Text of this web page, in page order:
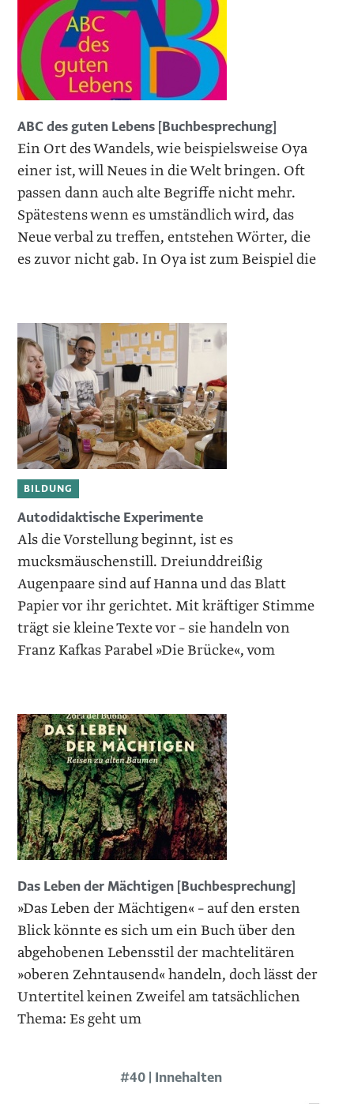
ABC des guten Lebens [Buchbesprechung]
Ein Ort des Wandels, wie beispielsweise Oya
einer ist, will Neues in die Welt bringen. Oft
passen dann auch alte Begriffe nicht mehr.
Spätestens wenn es umständlich wird, das
Neue verbal zu treffen, entstehen Wörter, die
es zuvor nicht gab. In Oya ist zum Beispiel die
BILDUNG
Autodidaktische Experimente
Als die Vorstellung beginnt, ist es
mucksmäuschenstill. Dreiunddreißig
Augenpaare sind auf Hanna und das Blatt
Papier vor ihr gerichtet. Mit kräftiger Stimme
trägt sie kleine Texte vor – sie handeln von
Franz Kafkas Parabel »Die Brücke«, vom
Das Leben der Mächtigen [Buchbesprechung]
»Das Leben der Mächtigen« – auf den ersten
Blick könnte es sich um ein Buch über den
abgehobenen Lebensstil der machtelitären
»oberen Zehntausend« handeln, doch lässt der
Untertitel keinen Zweifel am tatsächlichen
Thema: Es geht um
#40 | Innehalten